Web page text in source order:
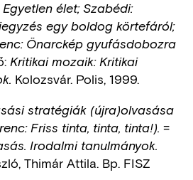
élet; Szabédi:
egy boldog körtefáról;
Önarckép gyufásdobozra
Kritikai mozaik: Kritikai
Kolozsvár. Polis, 1999.
stratégiák (újra)olvasása
Friss tinta, tinta, tinta!). =
Irodalmi tanulmányok.
Thimár Attila. Bp. FISZ